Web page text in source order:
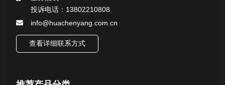
核酸（DNA&RNA）样本采集与保存套装系列
唾液样本采集装置系列
投诉电话：13802210808
info@huachenyang.com.cn
查看详细联系方式